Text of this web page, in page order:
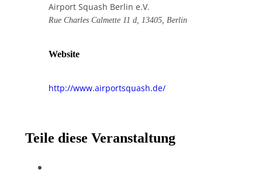
Airport Squash Berlin e.V.
Rue Charles Calmette 11 d, 13405, Berlin
Website
http://www.airportsquash.de/
Teile diese Veranstaltung